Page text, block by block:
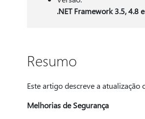
.NET Framework 3.5, 4.8
Resumo
Este artigo descreve a
Melhorias de Segurança